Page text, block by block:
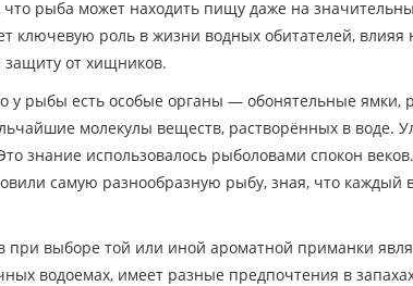
рыба может находить пищу даже на
ключевую роль в жизни водных обитателей,
защиту от хищников.
у рыбы есть особые органы — обонятельные ямки,
молекулы веществ, растворённых в воде.
знание использовалось рыболовами спокон
самую разнообразную рыбу, зная, что каждый
выборе той или иной ароматной приманки
водоемах, имеет разные предпочтения в